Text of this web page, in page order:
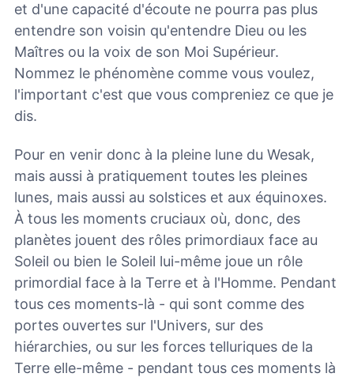
et d'une capacité d'écoute ne pourra pas plus
entendre son voisin qu'entendre Dieu ou les
Maîtres ou la voix de son Moi Supérieur.
Nommez le phénomène comme vous voulez,
l'important c'est que vous compreniez ce que je
dis.
Pour en venir donc à la pleine lune du Wesak,
mais aussi à pratiquement toutes les pleines
lunes, mais aussi au solstices et aux équinoxes.
À tous les moments cruciaux où, donc, des
planètes jouent des rôles primordiaux face au
Soleil ou bien le Soleil lui-même joue un rôle
primordial face à la Terre et à l'Homme. Pendant
tous ces moments-là - qui sont comme des
portes ouvertes sur l'Univers, sur des
hiérarchies, ou sur les forces telluriques de la
Terre elle-même - pendant tous ces moments là